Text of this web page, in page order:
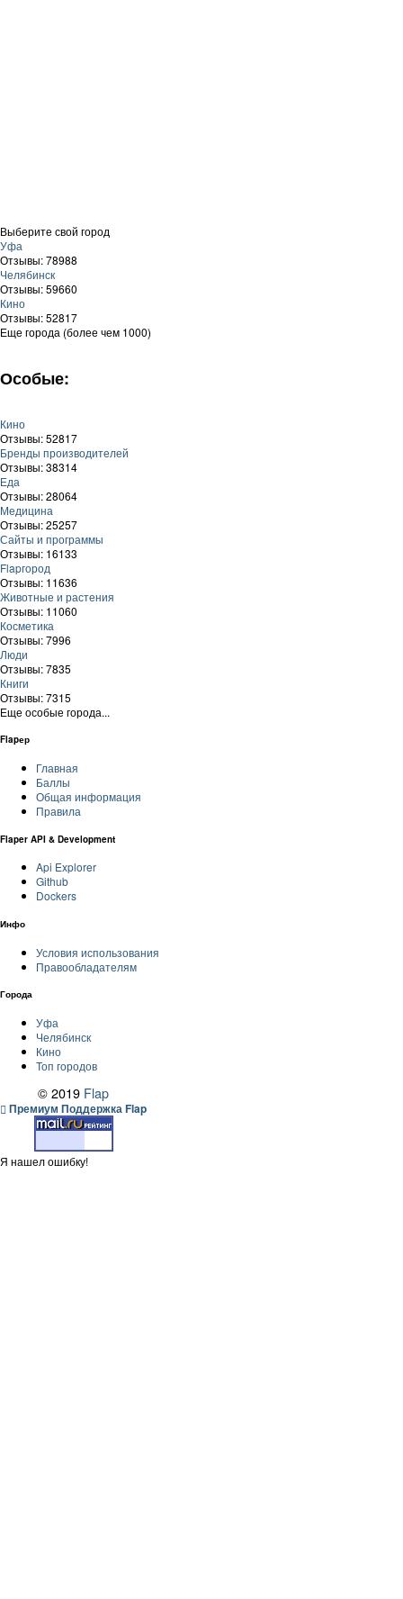
Выберите свой город
Уфа
Отзывы: 78988
Челябинск
Отзывы: 59660
Кино
Отзывы: 52817
Еще города (более чем 1000)
Особые:
Кино
Отзывы: 52817
Бренды производителей
Отзывы: 38314
Еда
Отзывы: 28064
Медицина
Отзывы: 25257
Сайты и программы
Отзывы: 16133
Flapгород
Отзывы: 11636
Животные и растения
Отзывы: 11060
Косметика
Отзывы: 7996
Люди
Отзывы: 7835
Книги
Отзывы: 7315
Еще особые города...
Flapер
Главная
Баллы
Общая информация
Правила
Flaper API & Development
Api Explorer
Github
Dockers
Инфо
Условия использования
Правообладателям
Города
Уфа
Челябинск
Кино
Топ городов
© 2019 Flap
Премиум Поддержка Flap
Я нашел ошибку!